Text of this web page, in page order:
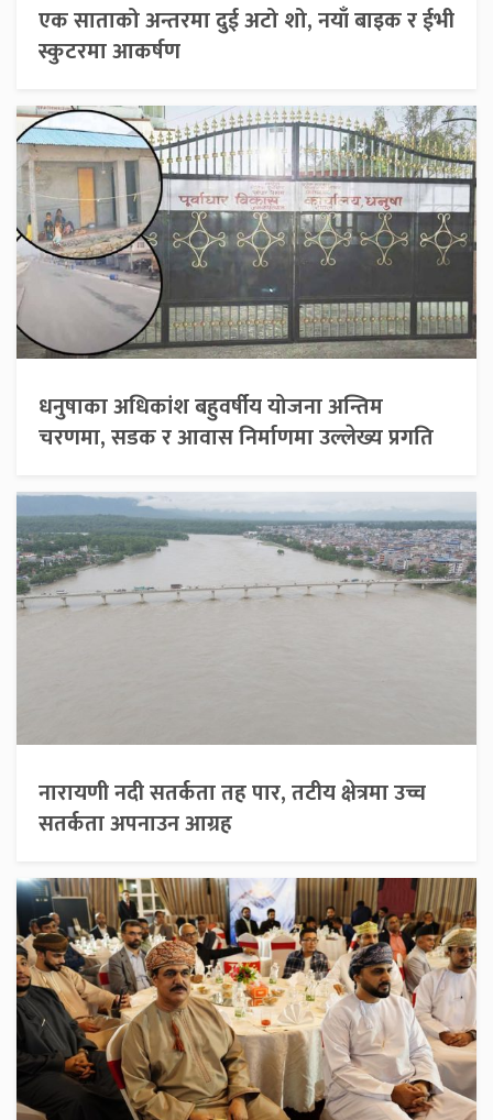
एक साताको अन्तरमा दुई अटो शो, नयाँ बाइक र ईभी
स्कुटरमा आकर्षण
धनुषाका अधिकांश बहुवर्षीय योजना अन्तिम
चरणमा, सडक र आवास निर्माणमा उल्लेख्य प्रगति
नारायणी नदी सतर्कता तह पार, तटीय क्षेत्रमा उच्च
सतर्कता अपनाउन आग्रह